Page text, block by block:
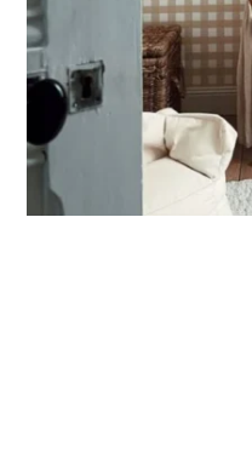
Adapté aux espaces où
la largeur (montées